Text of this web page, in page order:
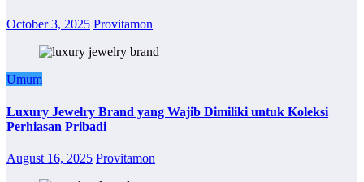
October 3, 2025 Provitamon
Umum
Luxury Jewelry Brand yang Wajib Dimiliki untuk Koleksi
Perhiasan Pribadi
August 16, 2025 Provitamon